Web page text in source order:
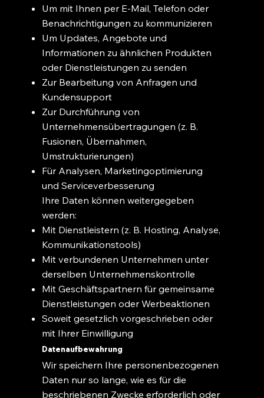
Um mit Ihnen per E-Mail, Telefon oder
Benachrichtigungen zu kommunizieren
Um Updates, Angebote und
Informationen zu ähnlichen Produkten
oder Dienstleistungen zu senden
Zur Bearbeitung von Anfragen und
Kundensupport
Zur Durchführung von
Unternehmensübertragungen (z. B.
Fusionen, Übernahmen,
Umstrukturierungen)
Für Analysen, Marketingoptimierung
und Serviceverbesserung
Ihre Daten können weitergegeben
werden:
Mit Dienstleistern (z. B. Hosting, Analyse,
Kommunikationstools)
Mit verbundenen Unternehmen unter
derselben Unternehmenskontrolle
Mit Geschäftspartnern für gemeinsame
Dienstleistungen oder Werbeaktionen
Soweit gesetzlich vorgeschrieben oder
mit Ihrer Einwilligung
Datenaufbewahrung
Wir speichern Ihre personenbezogenen
Daten nur so lange, wie es für die
beschriebenen Zwecke erforderlich oder